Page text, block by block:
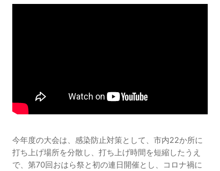
今年度の大会は、感染防止対策として、市内22か所に
打ち上げ場所を分散し、打ち上げ時間を短縮したうえ
で、第70回おはら祭と初の連日開催とし、コロナ禍に